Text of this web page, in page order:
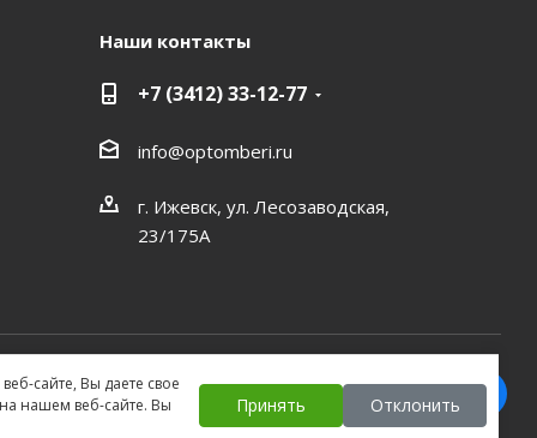
сайте, Вы даете свое
нашем веб-сайте. Вы
Принять Отклонить
Наши контакты
+7 (3412) 33-12-77
info@optomberi.ru
г. Ижевск, ул. Лесозаводская,
23/175А